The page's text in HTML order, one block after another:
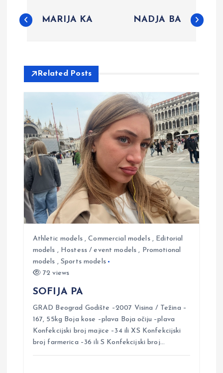
P
t
n
a
v
g
a
MARIJA KA NADJA BA
Related Posts
Athletic models,Commercial models, Editorial
models , Hostess / event models , Promotional
models ,Sports models
72 views
SOFIJA PA
GRAD Beograd Godište –2007 Visina / Težina –
167, 55kg Boja kose –plava Boja očiju –plava
Konfekcijski broj majice –34 ili XS Konfekcijski
broj farmerica –36 ili S Konfekcijski broj…